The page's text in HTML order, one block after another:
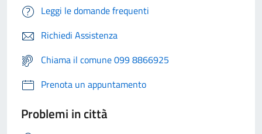
Leggi le domande frequenti
Richiedi Assistenza
Chiama il comune 099 8866925
Prenota un appuntamento
Problemi in città